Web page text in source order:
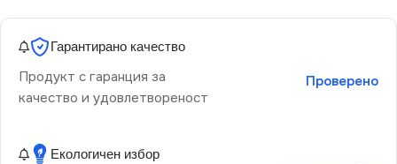
Гарантирано качество
Продукт с гаранция за
качество и удовлетвореност
Проверено
Екологичен избор